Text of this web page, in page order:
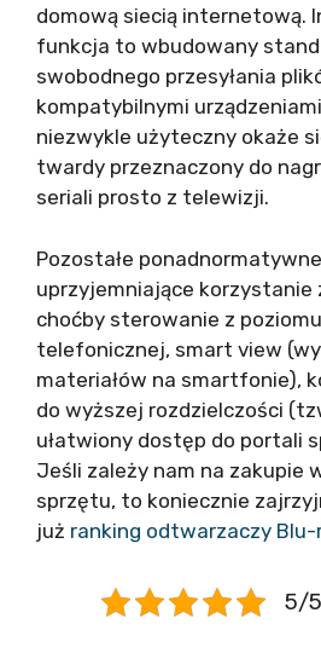
domową siecią internetową.
funkcja to wbudowany
swobodnego przesyłania
kompatybilnymi
niezwykle użyteczny okaże
twardy przeznaczony do
seriali prosto z telewizji.
Pozostałe
uprzyjemniające
choćby sterowanie z
telefonicznej, smart view
materiałów na smartfonie),
do wyższej rozdzielczości
ułatwiony dostęp do portali
Jeśli zależy nam na zakupie
sprzętu, to koniecznie
już ranking odtwarzaczy Blu-
5/